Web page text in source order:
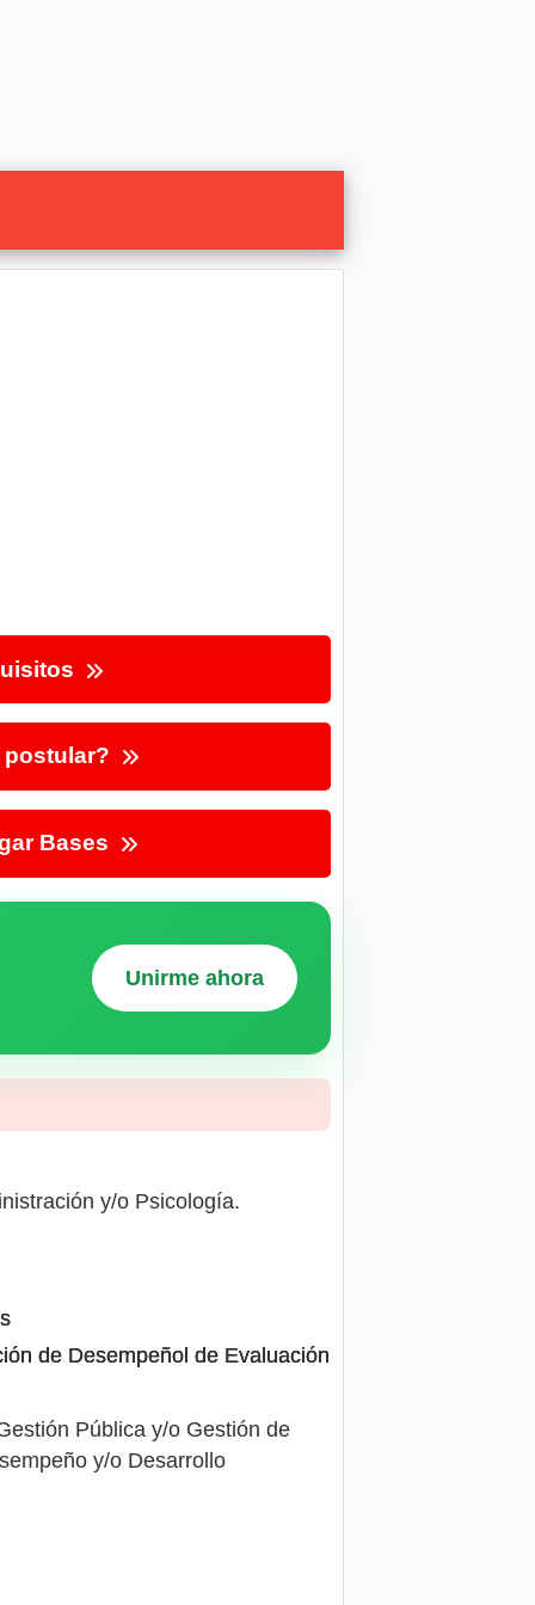
postular?
Bases
Unirme ahora
y/o Psicología.
de Desempeñol de Evaluación
Pública y/o Gestión de
y/o Desarrollo